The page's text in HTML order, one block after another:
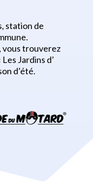
station de
vous trouverez
Jardins d’
d’été.